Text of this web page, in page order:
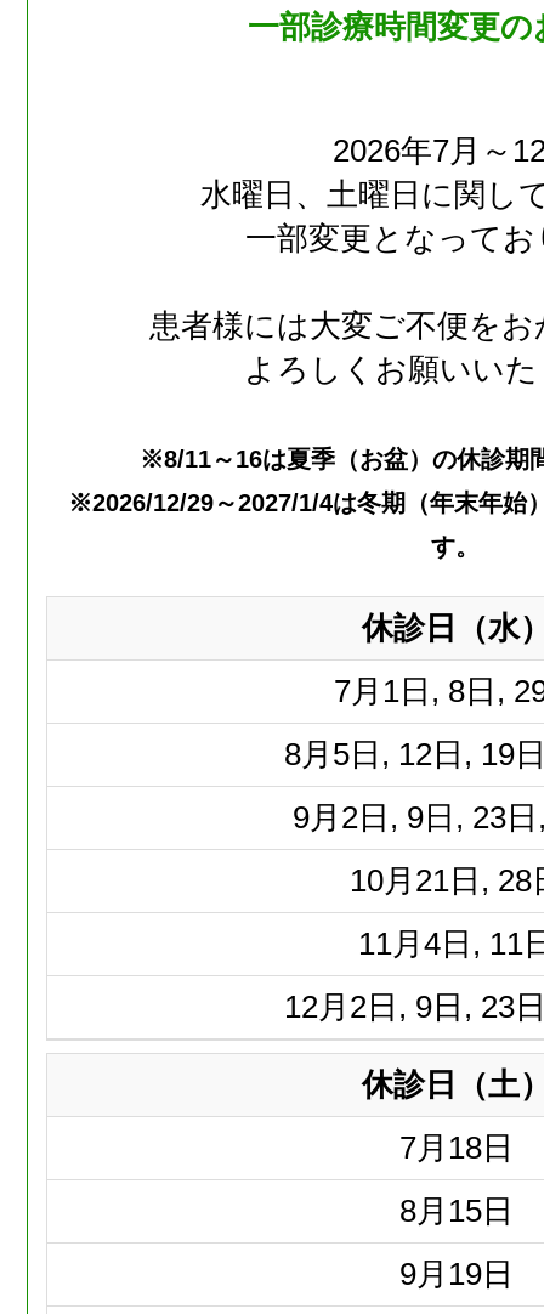
一部診療時間変更
2026年7月～
水曜日、土曜日に関し
一部変更となって
患者様には大変ご不便を
よろしくお願いい
※8/11～16は夏季（お盆）の休診期
※2026/12/29～2027/1/4は冬期（年末年始
す。
休診日（水
7月 1日, 8日,
8月 5日, 12日, 19
9月 2日, 9日, 23
10月 21日, 28
11月 4日, 11
12月 2日, 9日, 23
休診日（土
7月 18日
8月 15日
9月 19日